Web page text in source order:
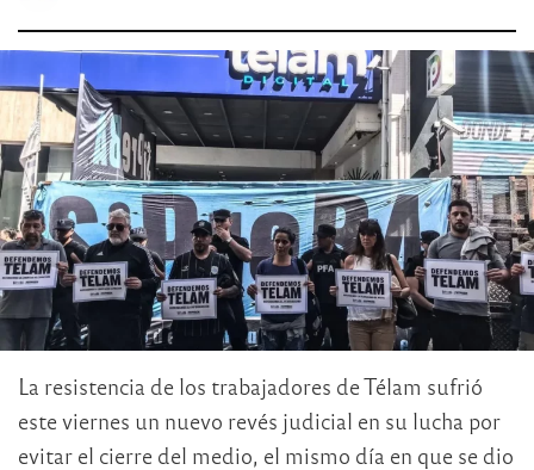
La resistencia de los trabajadores de Télam sufrió
este viernes un nuevo revés judicial en su lucha por
evitar el cierre del medio, el mismo día en que se dio